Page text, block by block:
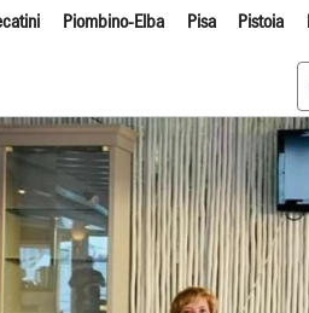
Piombino-Elba Pisa Pistoia